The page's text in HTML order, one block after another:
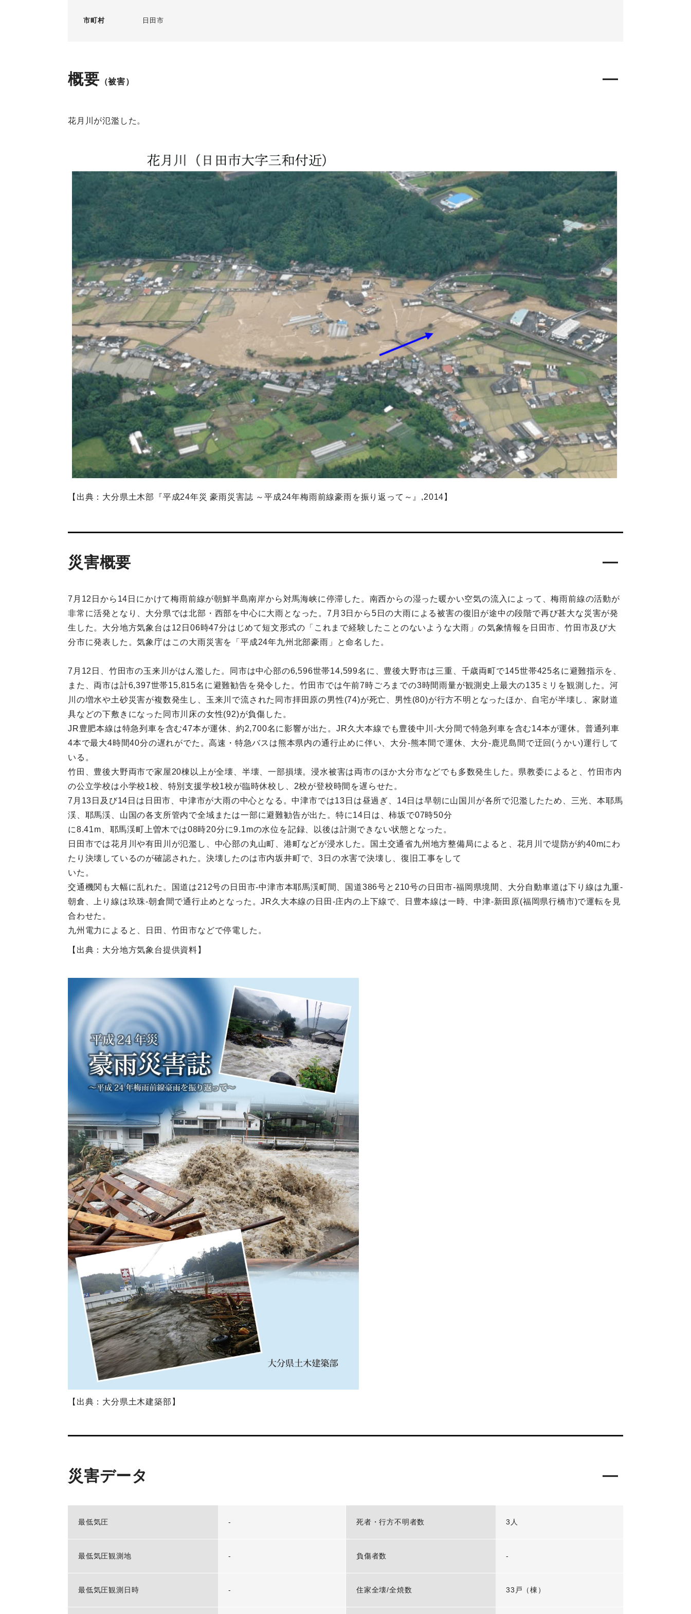
市町村 日田市
概要 （被害）
花月川が氾濫した。
【出典：大分県土木部『平成24年災 豪雨災害誌 ～平成24年梅雨前線豪雨を振り返って～』,2014】
災害概要
7月12日から14日にかけて梅雨前線が朝鮮半島南岸から対馬海峡に停滞した。南西からの湿った暖かい空気の流入によって、梅雨前線の活動が
非常に活発となり、大分県では北部・西部を中心に大雨となった。7月3日から5日の大雨による被害の復旧が途中の段階で再び甚大な災害が発
生した。大分地方気象台は12日06時47分はじめて短文形式の「これまで経験したことのないような大雨」の気象情報を日田市、竹田市及び大
分市に発表した。気象庁はこの大雨災害を「平成24年九州北部豪雨」と命名した。
7月12日、竹田市の玉来川がはん濫した。同市は中心部の6,596世帯14,599名に、豊後大野市は三重、千歳両町で145世帯425名に避難指示を、
また、両市は計6,397世帯15,815名に避難勧告を発令した。竹田市では午前7時ごろまでの3時間雨量が観測史上最大の135ミリを観測した。河
川の増水や土砂災害が複数発生し、玉来川で流された同市拝田原の男性(74)が死亡、男性(80)が行方不明となったほか、自宅が半壊し、家財道
具などの下敷きになった同市川床の女性(92)が負傷した。
JR豊肥本線は特急列車を含む47本が運休、約2,700名に影響が出た。JR久大本線でも豊後中川-大分間で特急列車を含む14本が運休。普通列車
4本で最大4時間40分の遅れがでた。高速・特急バスは熊本県内の通行止めに伴い、大分-熊本間で運休、大分-鹿児島間で迂回(うかい)運行して
いる。
竹田、豊後大野両市で家屋20棟以上が全壊、半壊、一部損壊。浸水被害は両市のほか大分市などでも多数発生した。県教委によると、竹田市内
の公立学校は小学校1校、特別支援学校1校が臨時休校し、2校が登校時間を遅らせた。
7月13日及び14日は日田市、中津市が大雨の中心となる。中津市では13日は昼過ぎ、14日は早朝に山国川が各所で氾濫したため、三光、本耶馬
渓、耶馬渓、山国の各支所管内で全域または一部に避難勧告が出た。特に14日は、柿坂で07時50分
に8.41m、耶馬渓町上曽木では08時20分に9.1mの水位を記録、以後は計測できない状態となった。
日田市では花月川や有田川が氾濫し、中心部の丸山町、港町などが浸水した。国土交通省九州地方整備局によると、花月川で堤防が約40mにわ
たり決壊しているのが確認された。決壊したのは市内坂井町で、3日の水害で決壊し、復旧工事をして
いた。
交通機関も大幅に乱れた。国道は212号の日田市-中津市本耶馬渓町間、国道386号と210号の日田市-福岡県境間、大分自動車道は下り線は九重-
朝倉、上り線は玖珠-朝倉間で通行止めとなった。JR久大本線の日田-庄内の上下線で、日豊本線は一時、中津-新田原(福岡県行橋市)で運転を見
合わせた。
九州電力によると、日田、竹田市などで停電した。
【出典：大分地方気象台提供資料】
【出典：大分県土木建築部】
災害データ
最低気圧 -
最低気圧観測地 -
最低気圧観測日時 -
死者・行方不明者数 3人
負傷者数 -
住家全壊/全焼数 33戸（棟）